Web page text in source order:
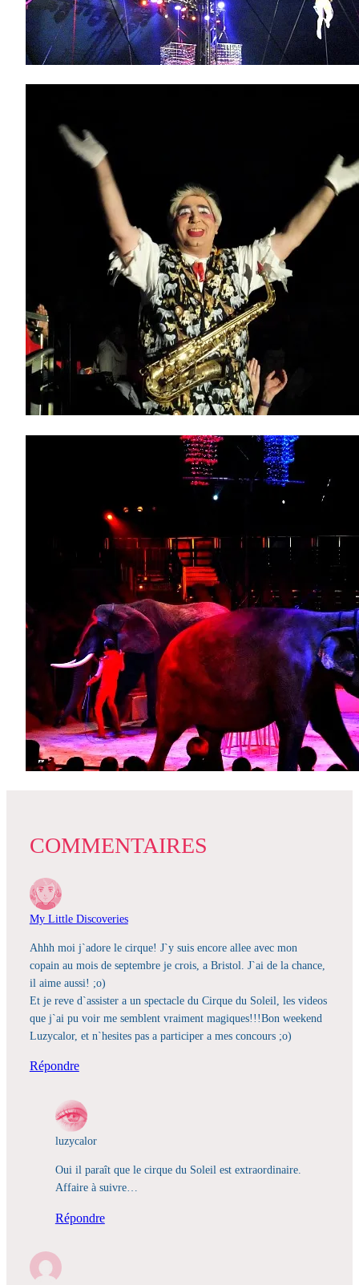
COMMENTAIRES
My Little Discoveries
Ahhh moi j`adore le cirque! J`y suis encore allee avec mon
copain au mois de septembre je crois, a Bristol. J`ai de la chance,
il aime aussi! ;o)
Et je reve d`assister a un spectacle du Cirque du Soleil, les videos
que j`ai pu voir me semblent vraiment magiques!!!Bon weekend
Luzycalor, et n`hesites pas a participer a mes concours ;o)
Répondre
luzycalor
Oui il paraît que le cirque du Soleil est extraordinaire.
Affaire à suivre…
Répondre